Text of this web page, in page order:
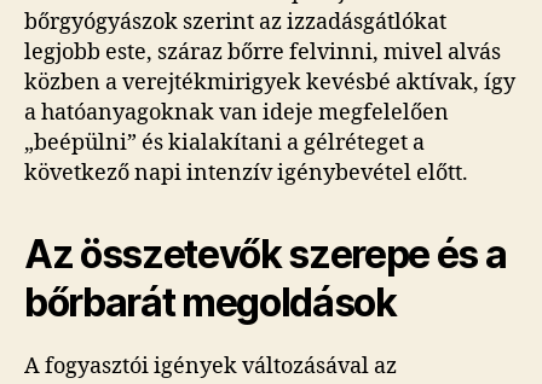
bőrgyógyászok szerint az izzadásgátlókat
legjobb este, száraz bőrre felvinni, mivel alvás
közben a verejtékmirigyek kevésbé aktívak, így
a hatóanyagoknak van ideje megfelelően
„beépülni” és kialakítani a gélréteget a
következő napi intenzív igénybevétel előtt.
Az összetevők szerepe és a
bőrbarát megoldások
A fogyasztói igények változásával az